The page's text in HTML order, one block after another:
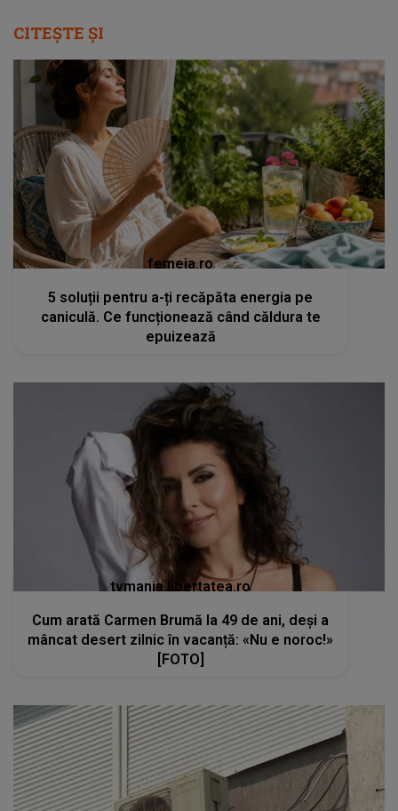
CITEȘTE ȘI
femeia.ro
5 soluții pentru a-ți recăpăta energia pe
caniculă. Ce funcționează când căldura te
epuizează
tvmania.libertatea.ro
Cum arată Carmen Brumă la 49 de ani, deși a
mâncat desert zilnic în vacanță: «Nu e noroc!»
[FOTO]